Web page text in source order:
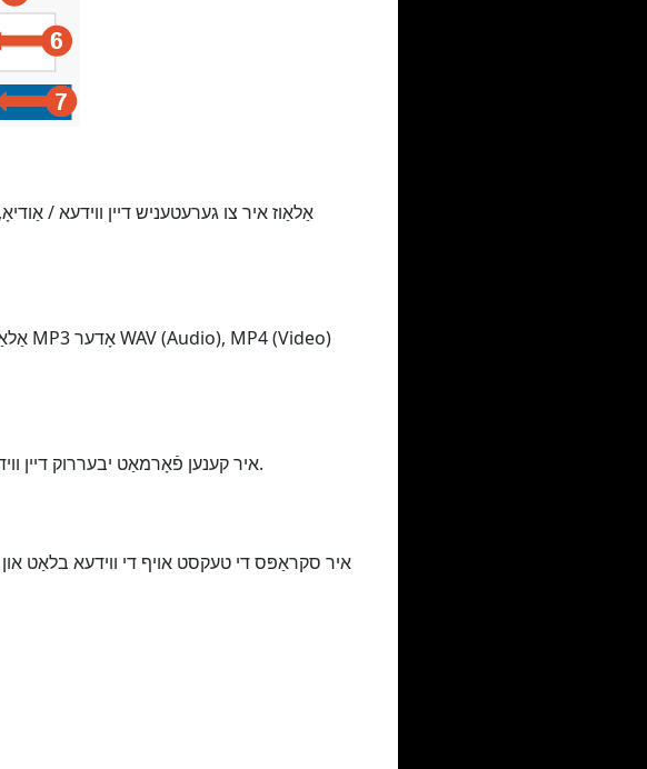
איר קענען פֿאָרמאַט יבעררוק דיין ווידעא / אַודיאָ אין פאַרשידענע מידות, פון די לאָואַסט צו די העכסטן קוואַליטעט.
איר סקראַפּס די טעקסט אויף די ווידעא בלאַט און